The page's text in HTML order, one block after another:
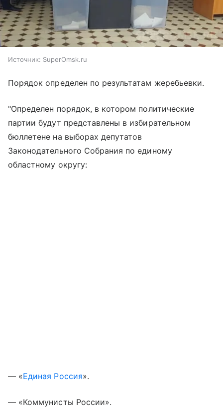
Источник: SuperOmsk.ru
Порядок определен по результатам жеребьевки.
"Определен порядок, в котором политические
партии будут представлены в избирательном
бюллетене на выборах депутатов
Законодательного Собрания по единому
областному округу:
— «Единая Россия».
— «Коммунисты России».